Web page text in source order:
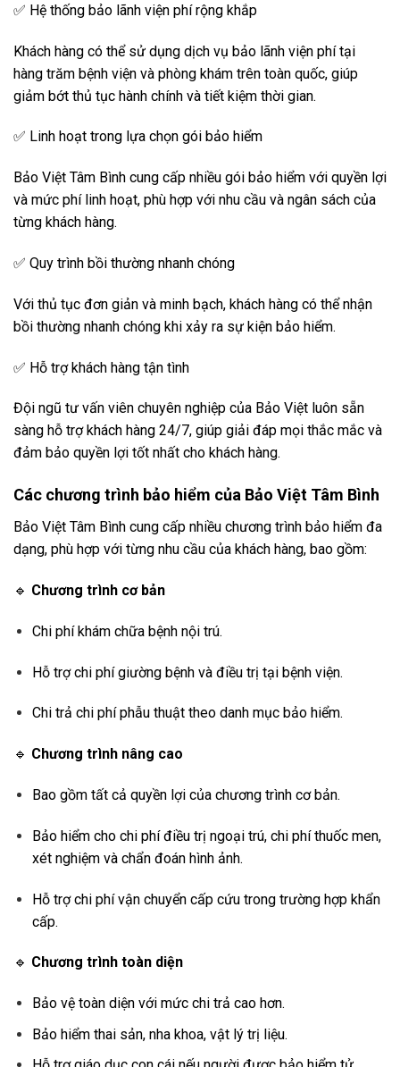
✅ Hệ thống bảo lãnh viện phí rộng khắp
Khách hàng có thể sử dụng dịch vụ bảo lãnh viện phí tại
hàng trăm bệnh viện và phòng khám trên toàn quốc, giúp
giảm bớt thủ tục hành chính và tiết kiệm thời gian.
✅ Linh hoạt trong lựa chọn gói bảo hiểm
Bảo Việt Tâm Bình cung cấp nhiều gói bảo hiểm với quyền lợi
và mức phí linh hoạt, phù hợp với nhu cầu và ngân sách của
từng khách hàng.
✅ Quy trình bồi thường nhanh chóng
Với thủ tục đơn giản và minh bạch, khách hàng có thể nhận
bồi thường nhanh chóng khi xảy ra sự kiện bảo hiểm.
✅ Hỗ trợ khách hàng tận tình
Đội ngũ tư vấn viên chuyên nghiệp của Bảo Việt luôn sẵn
sàng hỗ trợ khách hàng 24/7, giúp giải đáp mọi thắc mắc và
đảm bảo quyền lợi tốt nhất cho khách hàng.
Các chương trình bảo hiểm của Bảo Việt Tâm Bình
Bảo Việt Tâm Bình cung cấp nhiều chương trình bảo hiểm đa
dạng, phù hợp với từng nhu cầu của khách hàng, bao gồm:
🔹 Chương trình cơ bản
Chi phí khám chữa bệnh nội trú.
Hỗ trợ chi phí giường bệnh và điều trị tại bệnh viện.
Chi trả chi phí phẫu thuật theo danh mục bảo hiểm.
🔹 Chương trình nâng cao
Bao gồm tất cả quyền lợi của chương trình cơ bản.
Bảo hiểm cho chi phí điều trị ngoại trú, chi phí thuốc men,
xét nghiệm và chẩn đoán hình ảnh.
Hỗ trợ chi phí vận chuyển cấp cứu trong trường hợp khẩn
cấp.
🔹 Chương trình toàn diện
Bảo vệ toàn diện với mức chi trả cao hơn.
Bảo hiểm thai sản, nha khoa, vật lý trị liệu.